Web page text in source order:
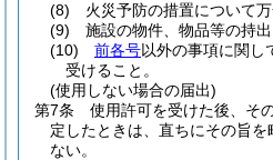
(8)
火災予防の措置について万
(9)
施設の物件、物品等の持出
(10)
前各号以外の事項に関し
受けること。
(使用しない場合の届出)
第7条
使用許可を受けた後、そ
定したときは、直ちにその旨
ない。